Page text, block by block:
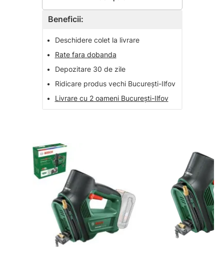
Beneficii:
•
Deschidere colet la livrare
•
Rate fara dobanda
•
Depozitare 30 de zile
•
Ridicare produs vechi București-Ilfov
•
Livrare cu 2 oameni București-Ilfov